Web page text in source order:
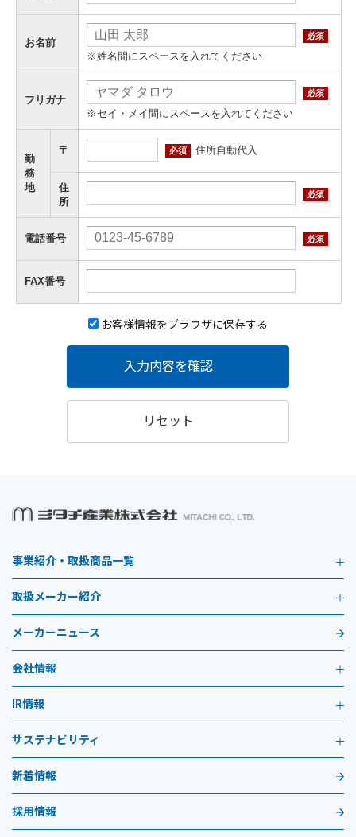
お名前
必須
※姓名間にスペースを入れてください
フリガナ
必須
※セイ・メイ間にスペースを入れてください
勤
務
地
〒 必須 住所自動代入
住
所
必須
電話番号 必須
FAX番号
お客様情報をブラウザに保存する
入力内容を確認
リセット
事業紹介・取扱商品一覧
取扱メーカー紹介
メーカーニュース
会社情報
IR情報
サステナビリティ
新着情報
採用情報